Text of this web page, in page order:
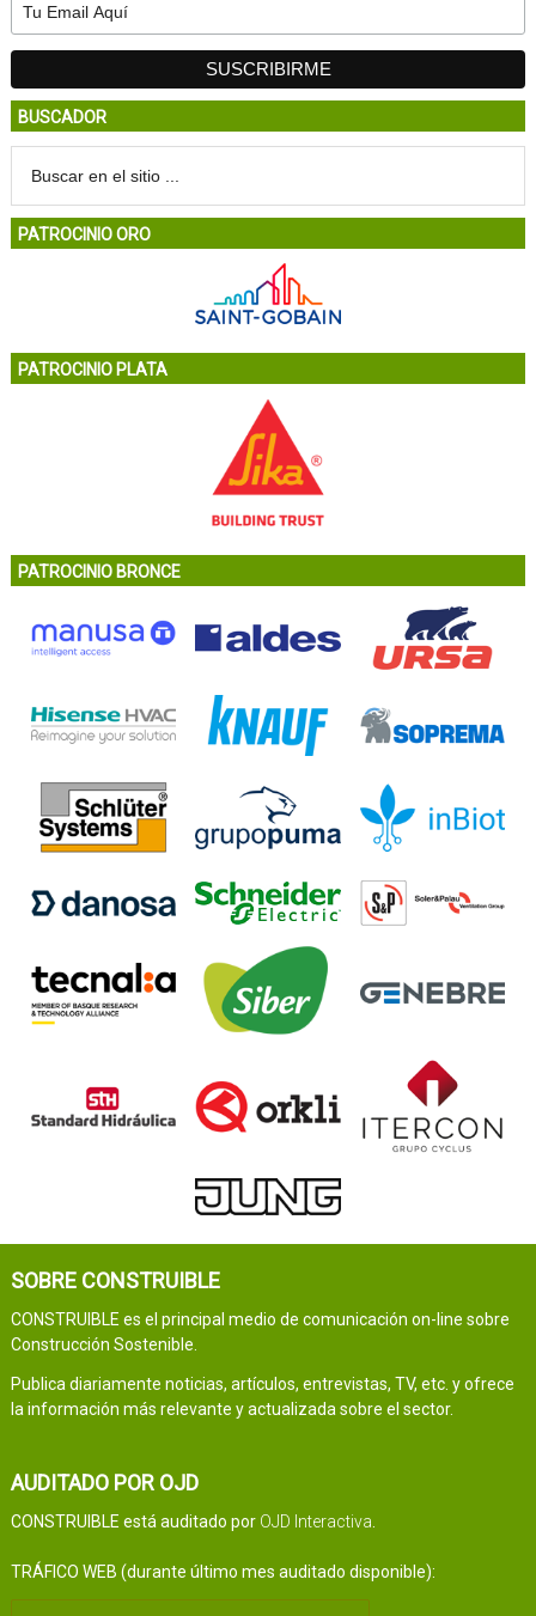
BUSCADOR
PATROCINIO ORO
PATROCINIO PLATA
PATROCINIO BRONCE
SOBRE CONSTRUIBLE
CONSTRUIBLE es el principal medio de comunicación on-line sobre
Construcción Sostenible.
Publica diariamente noticias, artículos, entrevistas, TV, etc. y ofrece
la información más relevante y actualizada sobre el sector.
AUDITADO POR OJD
CONSTRUIBLE está auditado por OJD Interactiva.
TRÁFICO WEB (durante último mes auditado disponible):